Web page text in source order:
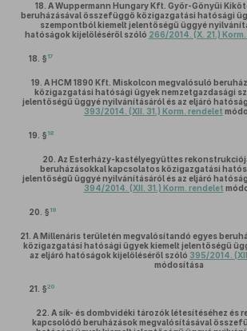
18. A Wuppermann Hungary Kft. Győr-Gönyűi
beruházásával összefüggő közigazgatási hatósági
szempontból kiemelt jelentőségű üggyé
hatóságok kijelöléséről szóló 266/2014. (X. 21.)
18. § 17
19. A HCM 1890 Kft. Miskolcon megvalósuló
közigazgatási hatósági ügyek nemzetgazdasági
jelentőségű üggyé nyilvánításáról és az eljáró
393/2014. (XII. 31.) Korm. rendelet
19. § 18
20. Az Esterházy-kastélyegyüttes
beruházásokkal kapcsolatos közigazgatási
jelentőségű üggyé nyilvánításáról és az eljáró
394/2014. (XII. 31.) Korm. rendelet
20. § 19
21. A Millenáris területén megvalósítandó egyes
közigazgatási hatósági ügyek kiemelt jelentőségű
az eljáró hatóságok kijelöléséről szóló 395/2014.
módosítása
21. §20
22. A sík- és dombvidéki tározók létesítéséhez és
kapcsolódó beruházások megvalósításával